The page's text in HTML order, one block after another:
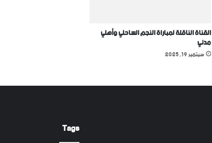
القناة الناقلة لمباراة النجم الساحلي وأهلي
مدني
سبتمبر 19, 2025
Tags